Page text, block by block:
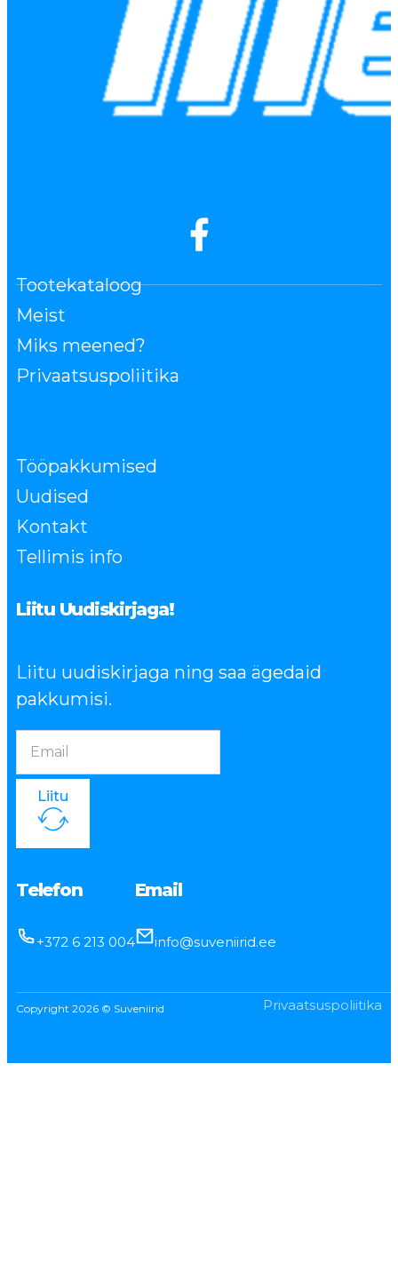
Tootekataloog
Meist
Miks meened?
Privaatsuspoliitika
Tööpakkumised
Uudised
Kontakt
Tellimis info
Liitu Uudiskirjaga!
Liitu uudiskirjaga ning saa ägedaid
pakkumisi.
Liitu
Telefon
+372 6 213 004
Email
info@suveniirid.ee
Copyright 2026 © Suveniirid Privaatsuspoliitika